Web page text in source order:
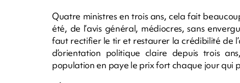
Quatre ministres en trois ans, cela fait
été, de l’avis général, médiocres, sans
faut rectifier le tir et restaurer la crédibilité de
d’orientation politique claire depuis trois
population en paye le prix fort chaque jour qui